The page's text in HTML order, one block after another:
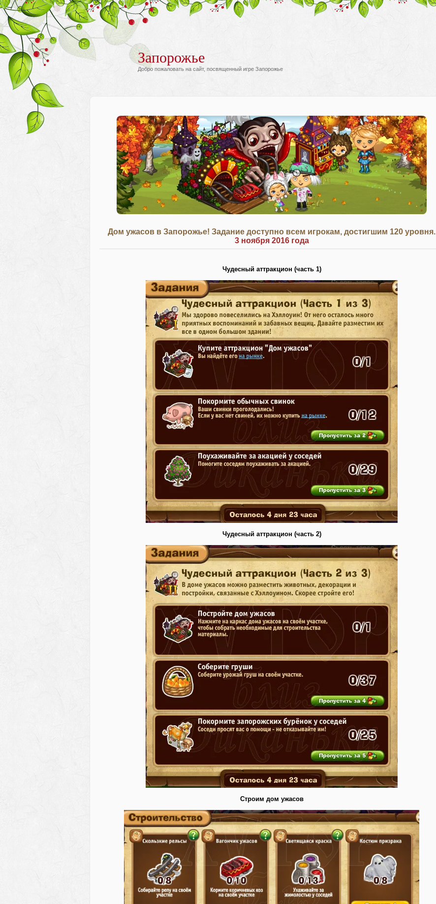
Запорожье
Добро пожаловать на сайт, посвященный игре Запорожье
Дом ужасов в Запорожье! Задание доступно всем игрокам, достигшим 120 уровня.
3 ноября 2016 года
Чудесный аттракцион (часть 1)
Чудесный аттракцион (часть 2)
Строим дом ужасов